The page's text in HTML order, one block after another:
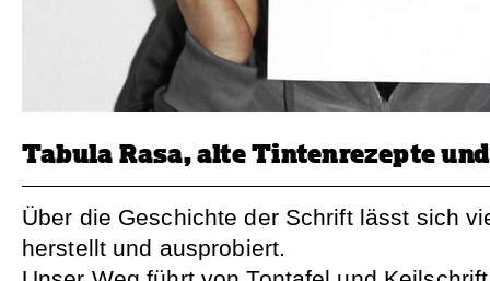
Tabula Rasa, alte Tintenrezepte
Über die Geschichte der Schrift lässt sich
herstellt und ausprobiert.